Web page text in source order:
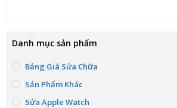
Danh mục sản phẩm
Bảng Giá Sửa Chữa
Sản Phẩm Khác
Sửa Apple Watch